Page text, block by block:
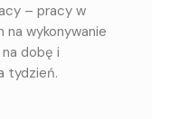
– pracy w
wykonywanie
dobę i
tydzień.